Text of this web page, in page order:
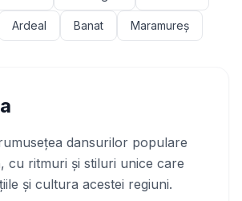
Ardeal Banat Maramureș
dansurilor populare
, cu ritmuri și stiluri unice care
și cultura acestei regiuni.